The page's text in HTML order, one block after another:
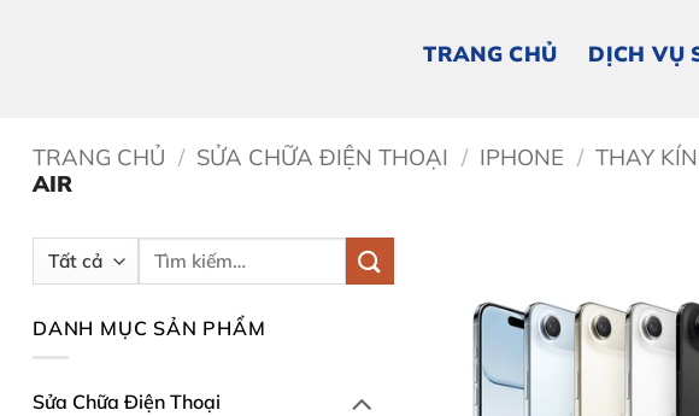
TRANG CHỦ DỊCH VỤ
TRANG CHỦ / SỬA CHỮA ĐIỆN THOẠI / IPHONE / THAY
AIR
Tìm
DANH MỤC SẢN PHẨM
Sửa Chữa Điện Thoại